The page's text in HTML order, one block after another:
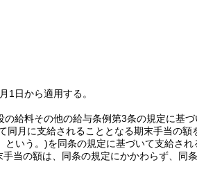
1日から適用する。
給料その他の給与条例第3条の規定に基
同月に支給されることとなる期末手当の
という。)を同条の規定に基づいて支給され
当の額は、同条の規定にかかわらず、同